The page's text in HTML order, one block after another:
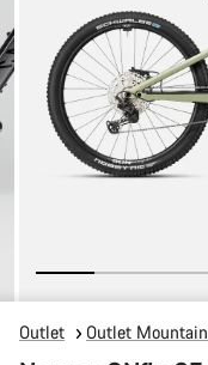
Outlet Outlet